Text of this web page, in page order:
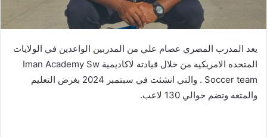
يعد المدرب المصري عصام علي من المدربين الواعدين في الولايات
المتحده الامريكيه من خلال قيادته لاكاديمية Iman Academy Sw
Soccer team . والتي انشئت في سبتمبر 2024 بغرض التعليم
والمتعه وتضم حوالي 130 لاعب.